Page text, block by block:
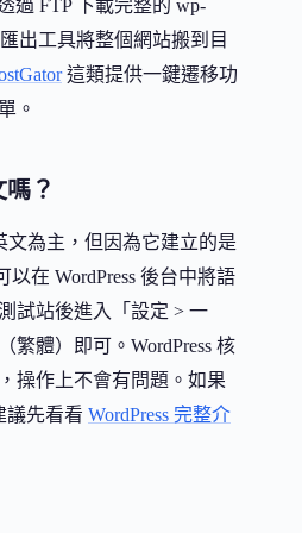
過 FTP 下載完整的 wp-
出工具將整個網站搬到目
這類提供一鍵遷移功
。
？
文為主，但因為它建立的是
以在 WordPress 後台中將語
試站後進入「設定 > 一
繁體）即可。WordPress 核
操作上不會有問題。如果
議先看看 WordPress 完整介